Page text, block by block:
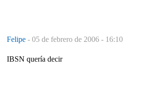
Felipe - 05 de febrero de 2006 - 16:10
IBSN quería decir